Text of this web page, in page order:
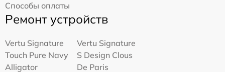
Способы оплаты
Ремонт устройств
Vertu Signature
Touch Pure Navy
Alligator
Vertu Signature
S Design Clous
De Paris